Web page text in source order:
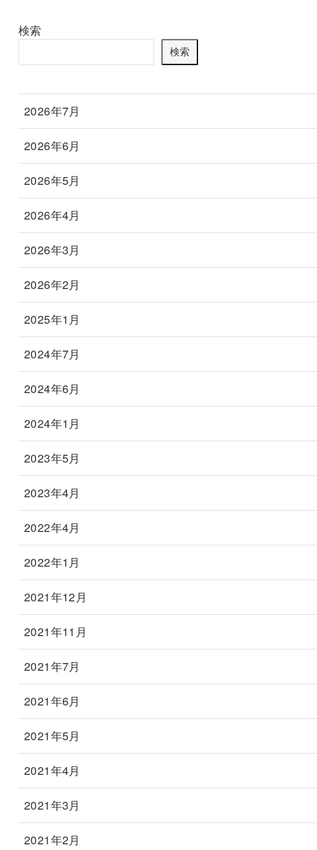
検索
検索
2026年7月
2026年6月
2026年5月
2026年4月
2026年3月
2026年2月
2025年1月
2024年7月
2024年6月
2024年1月
2023年5月
2023年4月
2022年4月
2022年1月
2021年12月
2021年11月
2021年7月
2021年6月
2021年5月
2021年4月
2021年3月
2021年2月